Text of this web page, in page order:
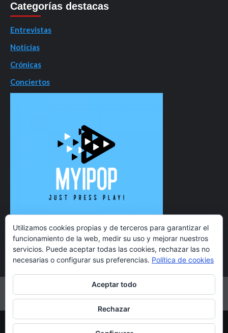
Categorías destacas
Entrevistas
Noticias
Crónicas
Conciertos
TwitterInstagramFacebookYouTube
Copyright 2021 MyiPop © Todos los derechos reservados.
Utilizamos cookies propias y de terceros para garantizar el
funcionamiento de la web, medir su uso y mejorar nuestros
servicios. Puede aceptar todas las cookies, rechazar las no
necesarias o configurar sus preferencias. Política de cookies
Aceptar todo
Rechazar